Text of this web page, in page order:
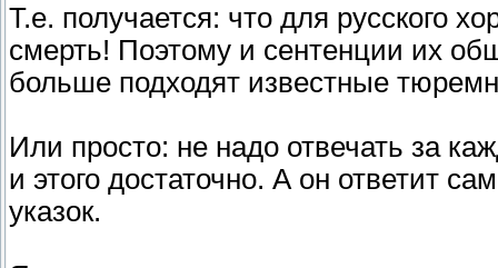
Т.е. получается: что для русского
смерть! Поэтому и сентенции их
больше подходят известные
Или просто: не надо отвечать за
и этого достаточно. А он ответит
указок.